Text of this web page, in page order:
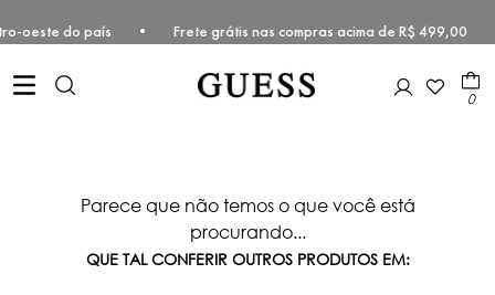
oeste do país • Frete grátis nas compras acima de R$
0
Parece que não temos o que você está
procurando...
QUE TAL CONFERIR OUTROS PRODUTOS EM: